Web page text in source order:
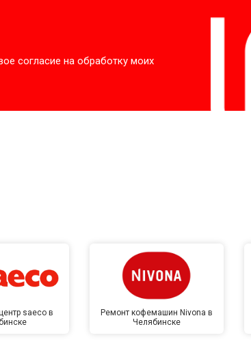
согласие на обработку моих
saeco в
Ремонт кофемашин Nivona в
Челябинске